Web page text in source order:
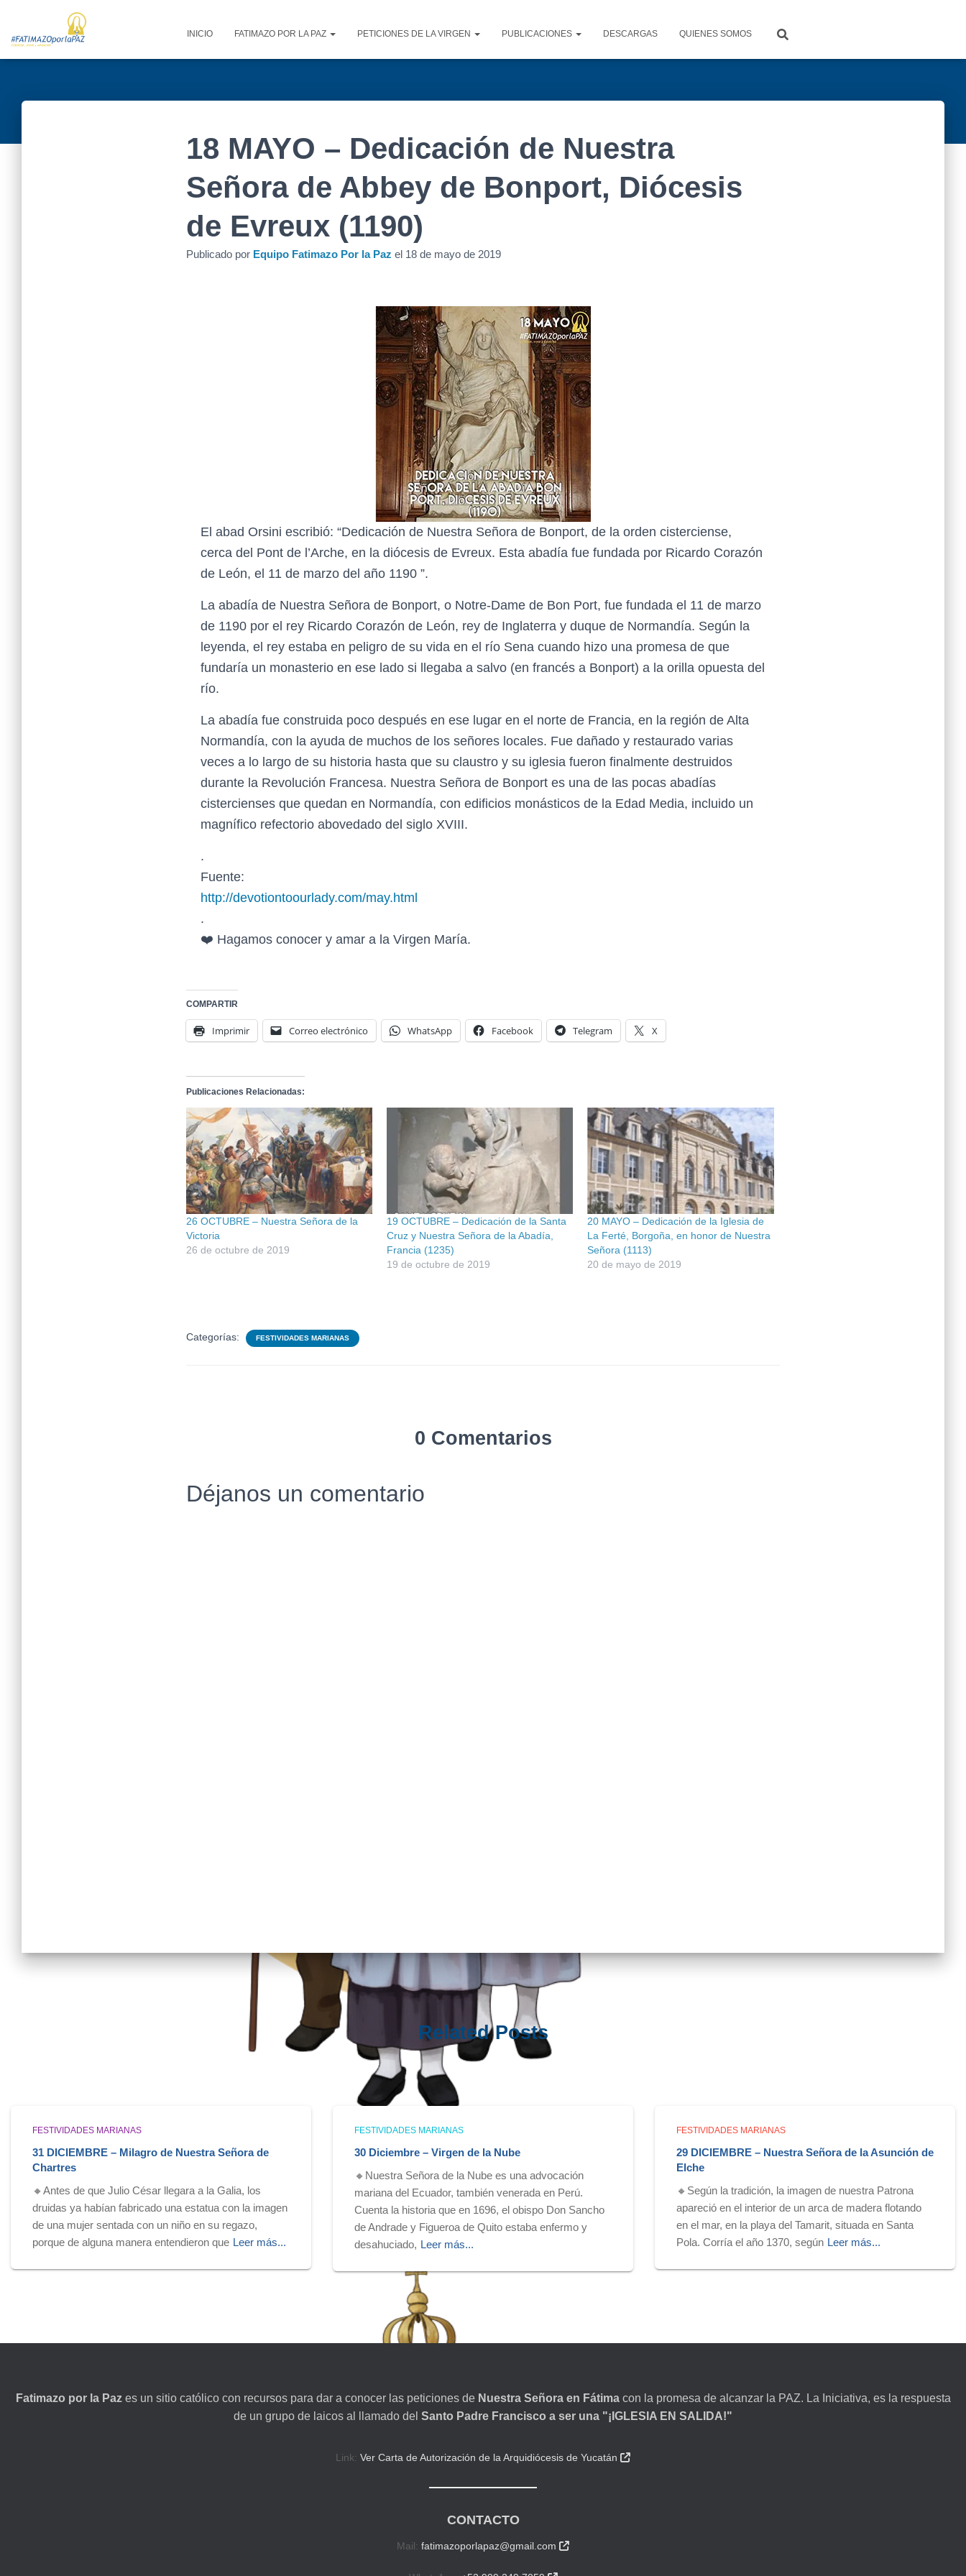
INICIO FATIMAZO POR LA PAZ PETICIONES DE LA VIRGEN PUBLICACIONES DESCARGAS QUIENES SOMOS
18 MAYO – Dedicación de Nuestra
Señora de Abbey de Bonport, Diócesis
de Evreux (1190)
Publicado por Equipo Fatimazo Por la Paz el 18 de mayo de 2019
El abad Orsini escribió: “Dedicación de Nuestra Señora de Bonport, de la orden cisterciense,
cerca del Pont de l’Arche, en la diócesis de Evreux. Esta abadía fue fundada por Ricardo Corazón
de León, el 11 de marzo del año 1190 ”.
La abadía de Nuestra Señora de Bonport, o Notre-Dame de Bon Port, fue fundada el 11 de marzo
de 1190 por el rey Ricardo Corazón de León, rey de Inglaterra y duque de Normandía. Según la
leyenda, el rey estaba en peligro de su vida en el río Sena cuando hizo una promesa de que
fundaría un monasterio en ese lado si llegaba a salvo (en francés a Bonport) a la orilla opuesta del
río.
La abadía fue construida poco después en ese lugar en el norte de Francia, en la región de Alta
Normandía, con la ayuda de muchos de los señores locales. Fue dañado y restaurado varias
veces a lo largo de su historia hasta que su claustro y su iglesia fueron finalmente destruidos
durante la Revolución Francesa. Nuestra Señora de Bonport es una de las pocas abadías
cistercienses que quedan en Normandía, con edificios monásticos de la Edad Media, incluido un
magnífico refectorio abovedado del siglo XVIII.
.
Fuente:
http://devotiontoourlady.com/may.html
.
❤️ Hagamos conocer y amar a la Virgen María.
COMPARTIR
Imprimir Correo electrónico WhatsApp Facebook Telegram X
Publicaciones Relacionadas:
26 OCTUBRE – Nuestra Señora de la
Victoria
26 de octubre de 2019
19 OCTUBRE – Dedicación de la Santa
Cruz y Nuestra Señora de la Abadía,
Francia (1235)
19 de octubre de 2019
20 MAYO – Dedicación de la Iglesia de
La Ferté, Borgoña, en honor de Nuestra
Señora (1113)
20 de mayo de 2019
Categorías: FESTIVIDADES MARIANAS
0 Comentarios
Déjanos un comentario
Related Posts
FESTIVIDADES MARIANAS
31 DICIEMBRE – Milagro de Nuestra Señora de
Chartres
🔸Antes de que Julio César llegara a la Galia, los
druidas ya habían fabricado una estatua con la imagen
de una mujer sentada con un niño en su regazo,
porque de alguna manera entendieron que Leer más...
FESTIVIDADES MARIANAS
30 Diciembre – Virgen de la Nube
🔸Nuestra Señora de la Nube es una advocación
mariana del Ecuador, también venerada en Perú.
Cuenta la historia que en 1696, el obispo Don Sancho
de Andrade y Figueroa de Quito estaba enfermo y
desahuciado, Leer más...
FESTIVIDADES MARIANAS
29 DICIEMBRE – Nuestra Señora de la Asunción de
Elche
🔸Según la tradición, la imagen de nuestra Patrona
apareció en el interior de un arca de madera flotando
en el mar, en la playa del Tamarit, situada en Santa
Pola. Corría el año 1370, según Leer más...
Fatimazo por la Pazes un sitio católico con recursos para dar a conocer las peticiones de Nuestra Señora en Fátimacon la promesa de alcanzar la PAZ. La Iniciativa, es la respuesta
de un grupo de laicos al llamado del Santo Padre Francisco a ser una "¡IGLESIA EN SALIDA!"
Link: Ver Carta de Autorización de la Arquidiócesis de Yucatán 
CONTACTO
Mail: fatimazoporlapaz@gmail.com 